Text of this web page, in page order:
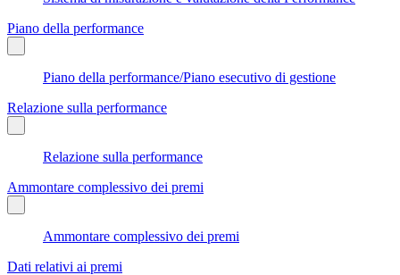
Piano della performance
Piano della performance/Piano esecutivo di gestione
Relazione sulla performance
Relazione sulla performance
Ammontare complessivo dei premi
Ammontare complessivo dei premi
Dati relativi ai premi